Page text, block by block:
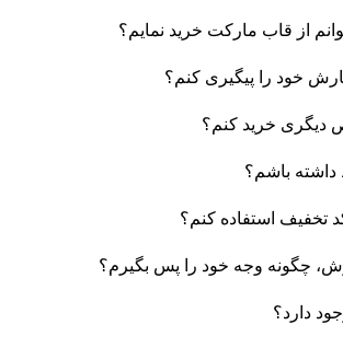
از قاب مارکت خرید نمایم؟
خود را پیگیری کنم؟
دیگری خرید کنم؟
داشته باشم؟
تخفیف استفاده کنم؟
چگونه وجه خود را پس بگیرم؟
دارد؟